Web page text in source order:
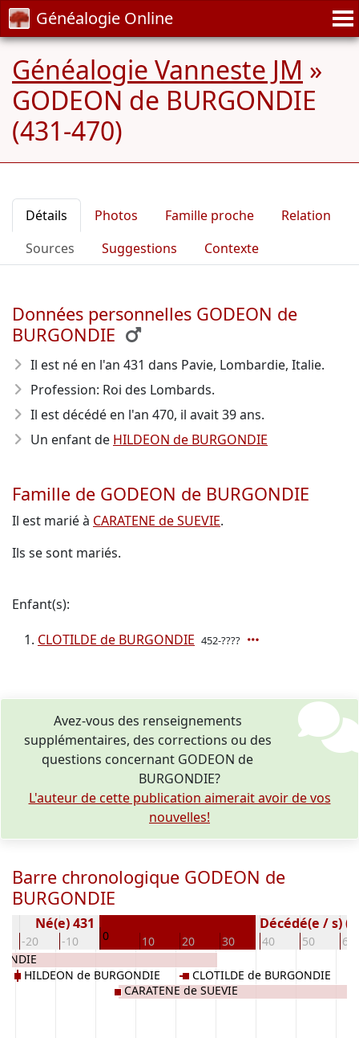
Généalogie Online
Généalogie Vanneste JM »
GODEON de BURGONDIE
(431-470)
Détails Photos Famille proche
Relation
Sources
Suggestions Contexte
Données personnelles GODEON de
BURGONDIE
Il est né en l'an 431 dans Pavie, Lombardie, Italie.
Profession: Roi des Lombards.
Il est décédé en l'an 470, il avait 39 ans.
Un enfant de HILDEON de BURGONDIE
Famille de GODEON de BURGONDIE
Il est marié à CARATENE de SUEVIE.
Ils se sont mariés.
Enfant(s):
CLOTILDE de BURGONDIE 452-????
Avez-vous des renseignements
supplémentaires, des corrections ou des
questions concernant GODEON de
BURGONDIE?
L'auteur de cette publication aimerait avoir de vos
nouvelles!
Barre chronologique GODEON de
BURGONDIE
-20 -10 0 10 20 30 40 50 60
Né(e) 431 Décédé(e / s) (
HILDEON de BURGONDIE
CARATENE de SUEVIE
CLOTILDE de BURGONDIE